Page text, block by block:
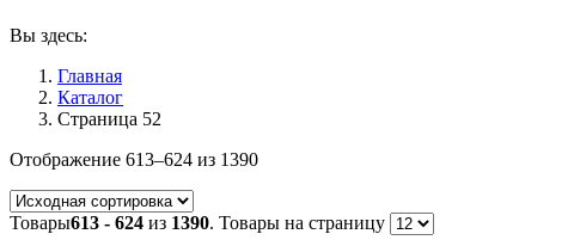
Вы здесь:
Главная
Каталог
Страница 52
Отображение 613–624 из 1390
Товары613 - 624 из 1390. Товары на страницу